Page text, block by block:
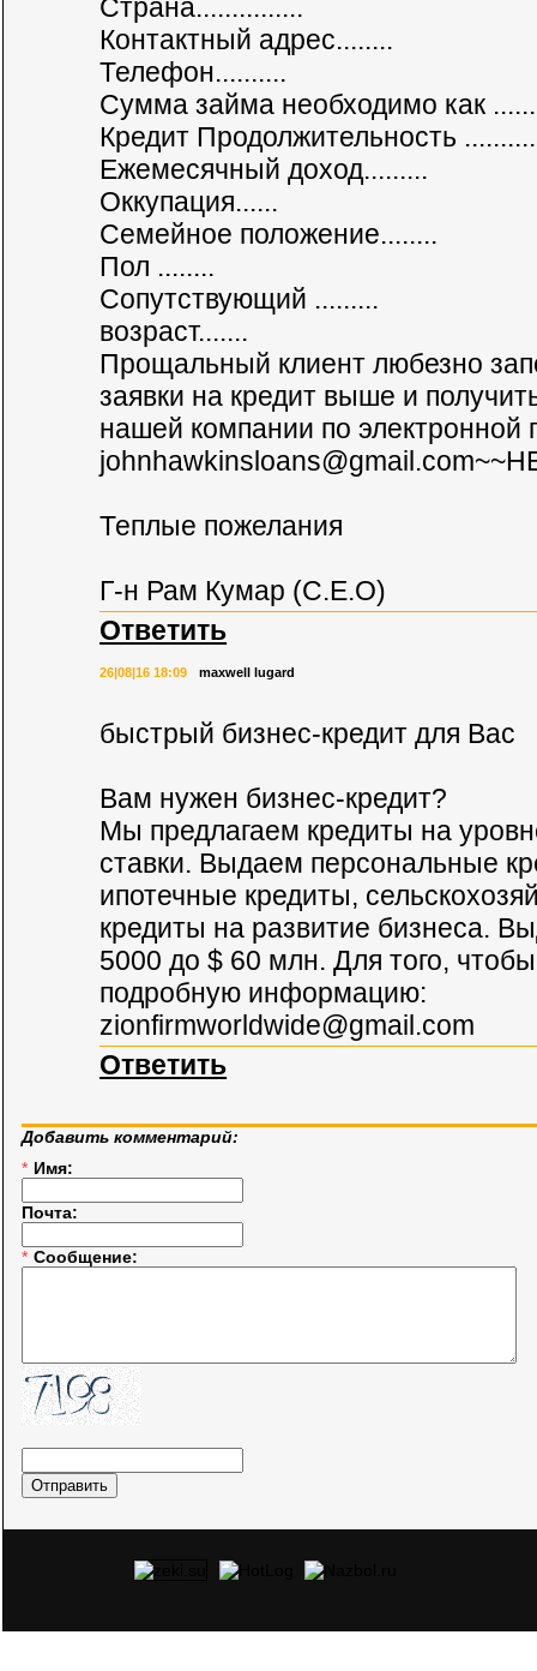
Страна...............
Контактный адрес........
Телефон..........
Сумма займа необходимо как
Кредит Продолжительность
Ежемесячный доход.........
Оккупация......
Семейное положение........
Пол ........
Сопутствующий .........
возраст.......
Прощальный клиент любезно
заявки на кредит выше и
нашей компании по электронной
johnhawkinsloans@gmail.com
Теплые пожелания
Г-н Рам Кумар (C.E.O)
Ответить
26|08|16 18:09 maxwell lugard
быстрый бизнес-кредит для Вас
Вам нужен бизнес-кредит?
Мы предлагаем кредиты на
ставки. Выдаем персональные
ипотечные кредиты,
кредиты на развитие бизнеса.
5000 до $ 60 млн. Для того,
подробную информацию:
zionfirmworldwide@gmail.com
Ответить
Добавить комментарий:
* Имя:
Почта:
* Сообщение: